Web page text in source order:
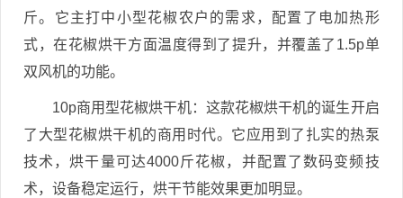
斤。它主打中小型花椒农户的需求，配置了电加热形
式，在花椒烘干方面温度得到了提升，并覆盖了1.5p单
双风机的功能。
10p商用型花椒烘干机：这款花椒烘干机的诞生开启
了大型花椒烘干机的商用时代。它应用到了扎实的热泵
技术，烘干量可达4000斤花椒，并配置了数码变频技
术，设备稳定运行，烘干节能效果更加明显。